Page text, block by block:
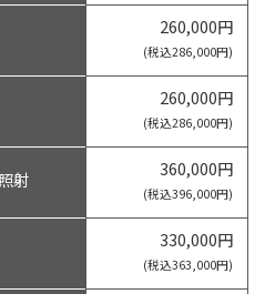
260,000円
(税込286,000円)
260,000円
(税込286,000円)
射 360,000円
(税込396,000円)
330,000円
(税込363,000円)